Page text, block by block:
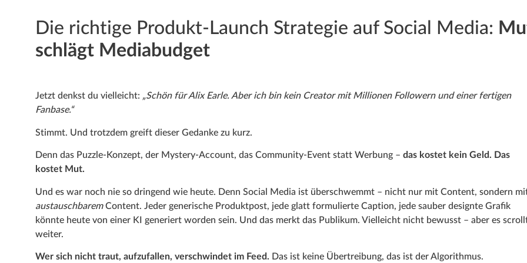
Die richtige Produkt-Launch Strategie auf Social Media:
schlägt Mediabudget
Jetzt denkst du vielleicht: „Schön für Alix Earle. Aber ich bin kein Creator mit Millionen Followern und einer fertigen
Fanbase.“
Stimmt. Und trotzdem greift dieser Gedanke zu kurz.
Denn das Puzzle-Konzept, der Mystery-Account, das Community-Event statt Werbung – das kostet kein Geld. Das
kostet Mut.
Und es war noch nie so dringend wie heute. Denn Social Media ist überschwemmt – nicht nur mit Content, sondern
austauschbaremContent. Jeder generische Produktpost, jede glatt formulierte Caption, jede sauber designte Grafik
könnte heute von einer KI generiert worden sein. Und das merkt das Publikum. Vielleicht nicht bewusst – aber es
weiter.
Wer sich nicht traut, aufzufallen, verschwindet im Feed. Das ist keine Übertreibung, das ist der Algorithmus.